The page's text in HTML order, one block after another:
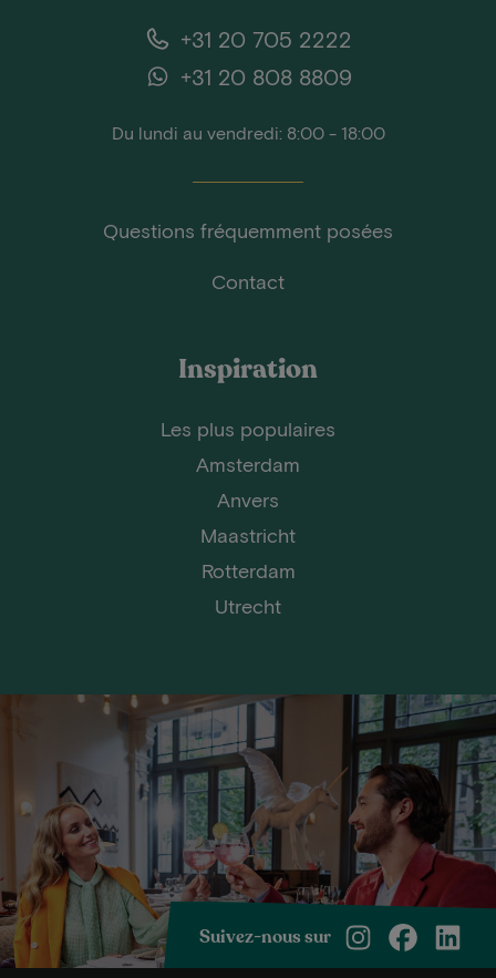
+31 20 705 2222
+31 20 808 8809
Du lundi au vendredi: 8:00 - 18:00
Questions fréquemment posées
Contact
Inspiration
Les plus populaires
Amsterdam
Anvers
Maastricht
Rotterdam
Utrecht
Suivez-nous sur